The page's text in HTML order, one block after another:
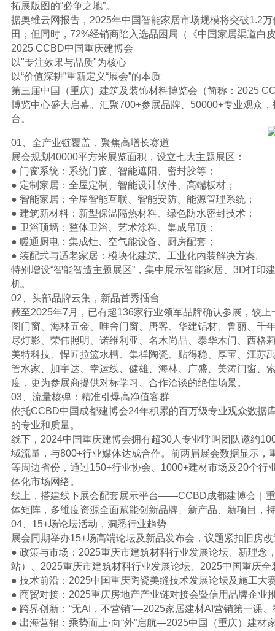
拓展版图的“必争之地”。
据奥维云网报告，2025年中国智能家居市场规模将突破1.2
田；但同时，72%经销商陷入选品困局（《中国家居渠道白
2025 CCBD中国重庆建博会
以"专注效果与品质"为核心
以“价值深耕”重新定义“展会”的本质
第三届中国（重庆）建筑及装饰材料博览会（简称：2025
博览中心盛大启幕。汇聚700+参展品牌、50000+专业观众
台。
01、全产业链覆盖，聚焦高增长赛道
展会规划40000平方米展览面积，设立七大主题展区：
● 门窗系统：系统门窗、智能遮阳、密封胶等；
● 定制家居：全屋定制、智能设计软件、高端板材；
● 智能家居：全屋智能互联、智能安防、能源管理系统；
● 建筑新材料：新型保温隔热材料、绿色防水密封技术；
● 卫浴顶墙：整体卫浴、艺术涂料、集成吊顶；
● 暖通厨电：集成灶、空气能设备、厨房配套；
● 装配式与适老家居：模块化建筑、工业化内装解决方案。
特别增设“智能智造主题展区”，集中展示智能家居、3D打
机。
02、头部品牌云集，新品首秀擂台
截至2025年7月，已有超136家行业领军品牌确认参展，较
图门窗、海林五金、唯舍门窗、唐客、华建铝材、鲁丽、千
尽灯影、荣伟照明、诺维利亚、名木尚品、泰华木门、西格
美特科技、悍匠拉篮水槽、集祥陶瓷、贴得稳、厚宝、江苏
管水家、加宇达、幸运线、健雄、海林、广盛、美涛门窗、
度，更为参展商提供对标学习、合作洽谈的绝佳场景。
03、流量核弹：精准引爆高净值客群
依托CCBD中国成都建博会24年积累的百万级专业观众数据
的专业和质量。
线下，2024中国重庆建博会拥有超30人专业呼叫团队邀约
域流量，与800+行业媒体达成合作。前两届展会数据显示
等周边省份，通过150+行业协会、1000+建材市场及20个行
体化市场网络。
线上，搭建线下展会配套展示平台——CCBD成都建博会｜
体矩阵，多维度资源全面赋能创新品牌、新产品、新项目，
04、15+场论坛活动，洞悉行业趋势
展会同期举办15+场高端论坛及新品发布会，议题紧扣旧房
● 政策与市场：2025重庆市建筑材料行业发展论坛、新理
站）、2025重庆市建筑材料行业发展论坛、2025中国重庆
● 技术前沿：2025中国重庆陶瓷美缝技术发展论坛及施工
● 商贸对接：2025重庆房地产产业链对接会暨信用品牌企业
● 跨界创新：“无AI，不营销”—2025家居建材AI营销第一课
● 出海营销：乘势而上·向“外”启航—2025中国（重庆）建材